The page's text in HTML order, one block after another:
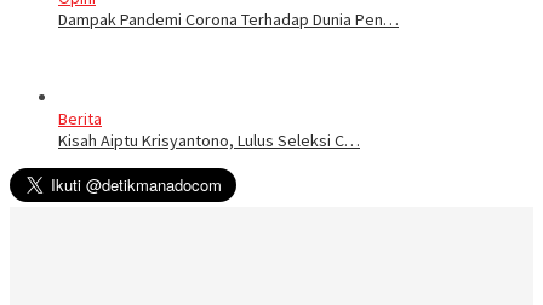
Dampak Pandemi Corona Terhadap Dunia Pen…
Berita
Kisah Aiptu Krisyantono, Lulus Seleksi C…